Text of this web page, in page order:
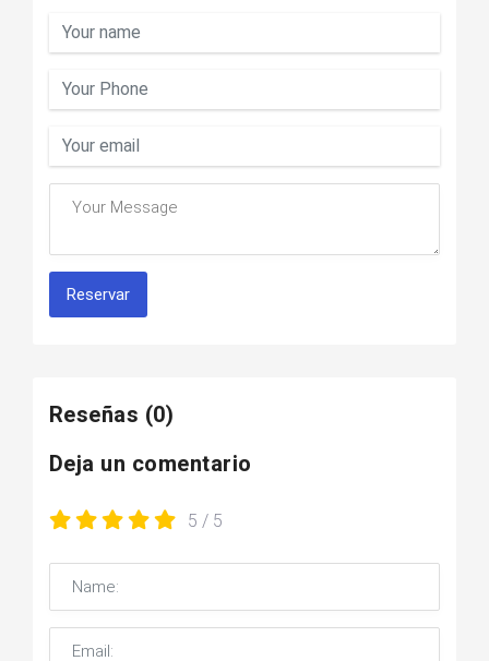
Reservar
Reseñas (0)
Deja un comentario
5 / 5